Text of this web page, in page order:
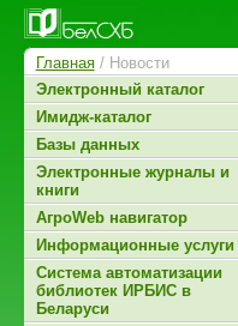
Главная/ Новости
Электронный каталог
Имидж-каталог
Базы данных
Электронные журналы и
книги
АгроWeb навигатор
Информационные услуги
Система автоматизации
библиотек ИРБИС в
Беларуси